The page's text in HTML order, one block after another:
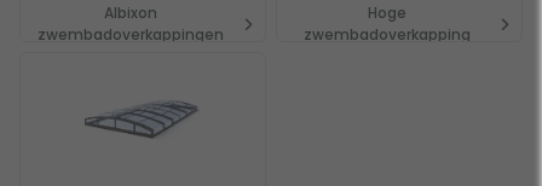
Albixon
zwembadoverkappingen
Hoge
zwembadoverkapping